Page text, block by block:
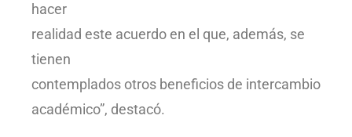
hacer
realidad este acuerdo en el que, además, se
tienen
contemplados otros beneficios de intercambio
académico”, destacó.